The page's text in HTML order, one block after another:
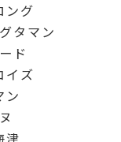
ング
タマン
ド
イズ
ン